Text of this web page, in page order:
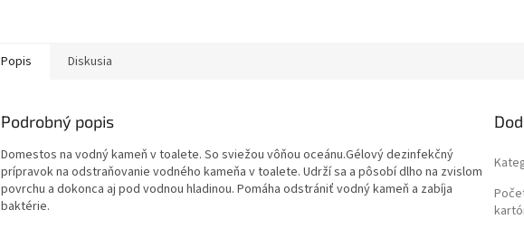
Popis Diskusia
Podrobný popis
Domestos na vodný kameň v toalete. So sviežou vôňou oceánu.Gélový dezinfekčný
prípravok na odstraňovanie vodného kameňa v toalete. Udrží sa a pôsobí dlho na zvislom
povrchu a dokonca aj pod vodnou hladinou. Pomáha odstrániť vodný kameň a zabíja
baktérie.